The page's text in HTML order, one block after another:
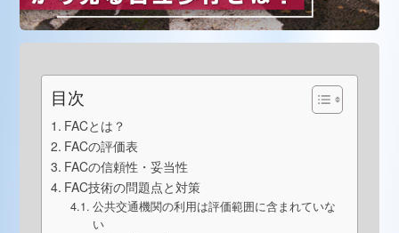
目次
FACとは？
FACの評価表
FACの信頼性・妥当性
FAC技術の問題点と対策
公共交通機関の利用は評価範囲に含まれていな
い